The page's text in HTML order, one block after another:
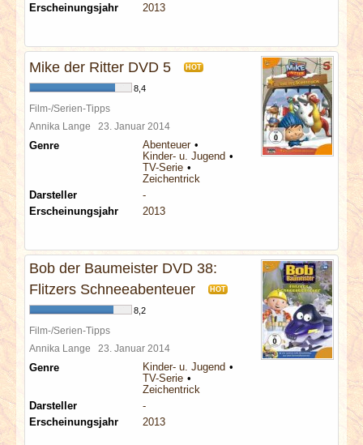
Erscheinungsjahr
2013
Mike der Ritter DVD 5 HOT
8,4
Film-/Serien-Tipps
Annika Lange 23. Januar 2014
Genre
Abenteuer
Kinder- u. Jugend
TV-Serie
Zeichentrick
Darsteller
-
Erscheinungsjahr
2013
Bob der Baumeister DVD 38:
Flitzers Schneeabenteuer
HOT
8,2
Film-/Serien-Tipps
Annika Lange 23. Januar 2014
Genre
Kinder- u. Jugend
TV-Serie
Zeichentrick
Darsteller
-
Erscheinungsjahr
2013